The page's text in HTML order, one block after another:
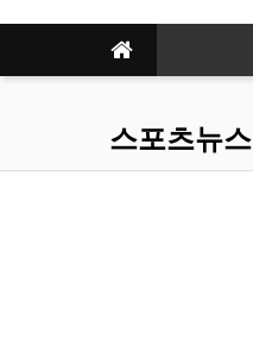
스포츠뉴스